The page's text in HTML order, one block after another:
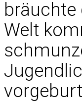
Welt